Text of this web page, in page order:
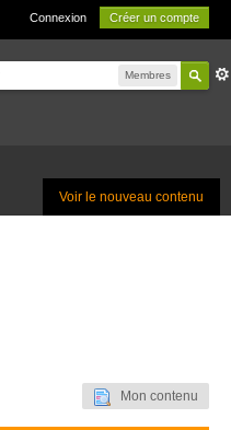
Connexion Créer un compte
Membres
Voir le nouveau contenu
Mon contenu